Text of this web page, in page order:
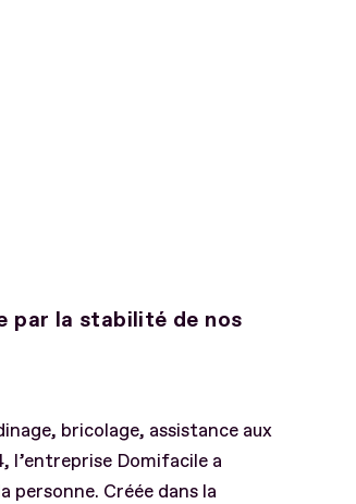
par la stabilité de nos
bricolage, assistance aux
l’entreprise Domifacile a
personne. Créée dans la